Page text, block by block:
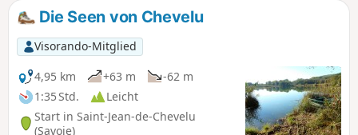
Die Seen von Chevelu
Visorando-Mitglied
4,95 km
+63 m
-62 m
1:35 Std.
Leicht
Start in Saint-Jean-de-Chevelu
(Savoie)